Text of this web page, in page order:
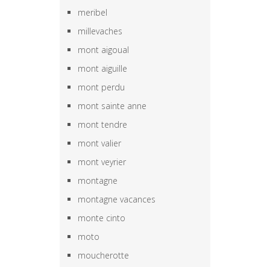
meribel
millevaches
mont aigoual
mont aiguille
mont perdu
mont sainte anne
mont tendre
mont valier
mont veyrier
montagne
montagne vacances
monte cinto
moto
moucherotte